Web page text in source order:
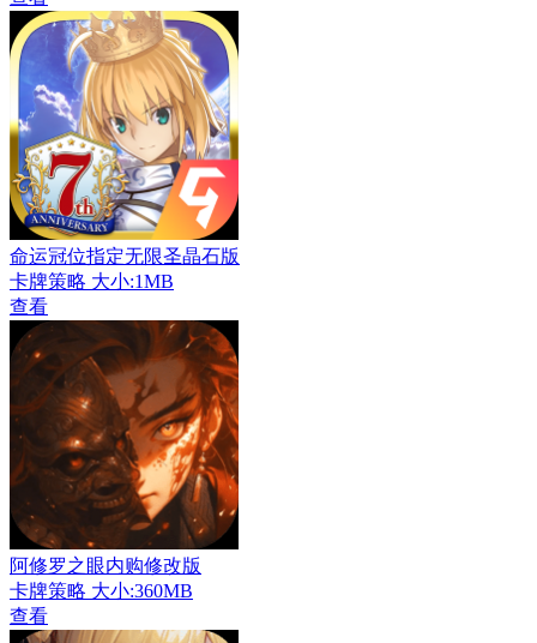
命运冠位指定无限圣晶石版
卡牌策略 大小:1MB
查看
阿修罗之眼内购修改版
卡牌策略 大小:360MB
查看